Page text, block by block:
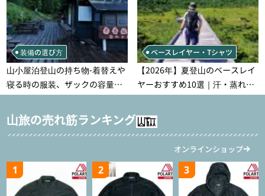
装備の選び方
山小屋泊登山の持ち物‐着替えや
寝る時の服装、ザックの容量な
どを徹底紹介！1泊2日、2泊3日
用のリスト付き
ベースレイヤー・Tシャツ
【2026年】夏登山のベースレイ
ヤーおすすめ10選｜汗・蒸れ・
汗冷え対策に効く選び方
山旅の売れ筋ランキング
オンラインショップ
1 2 3